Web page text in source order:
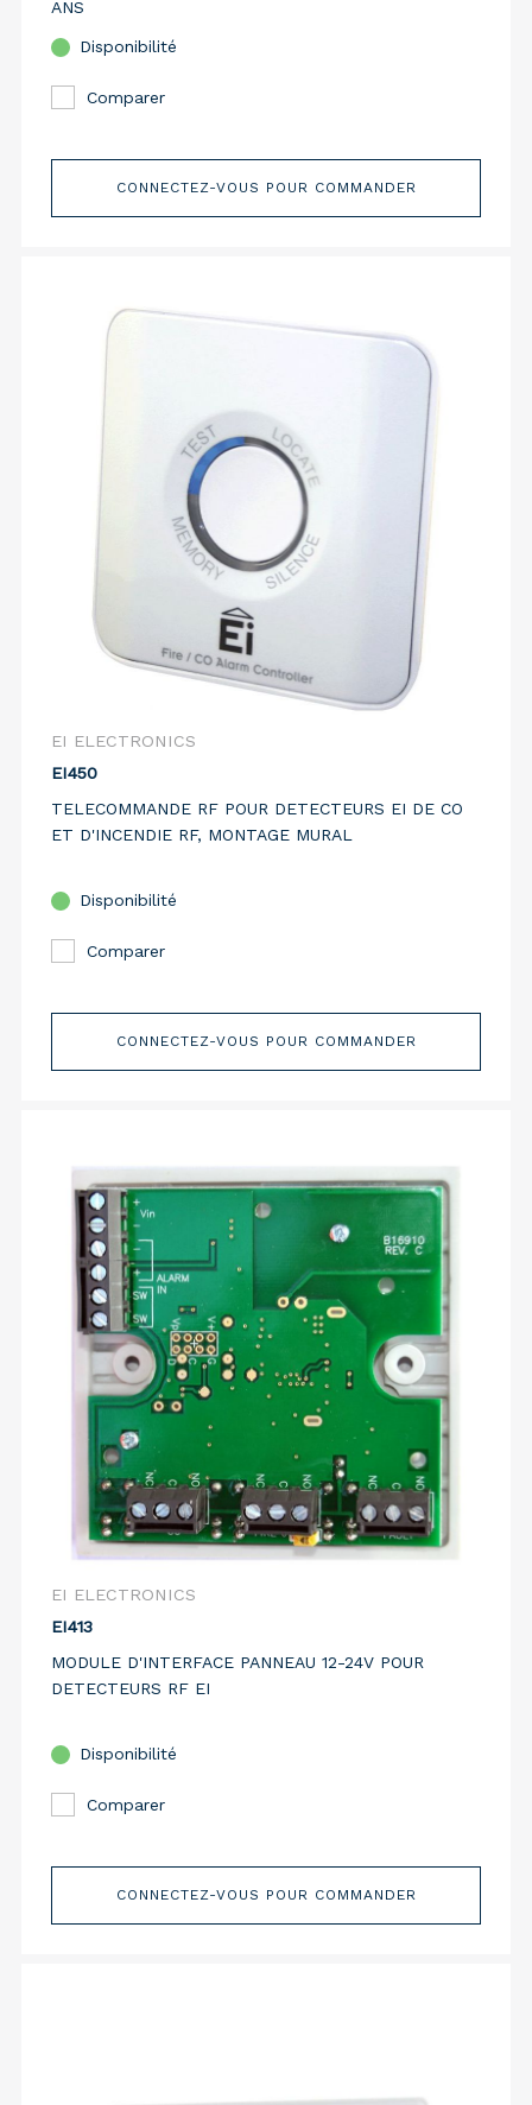
ANS
Disponibilité
Comparer
CONNECTEZ-VOUS POUR COMMANDER
EI ELECTRONICS
EI450
TELECOMMANDE RF POUR DETECTEURS EI DE CO
ET D'INCENDIE RF, MONTAGE MURAL
Disponibilité
Comparer
CONNECTEZ-VOUS POUR COMMANDER
EI ELECTRONICS
EI413
MODULE D'INTERFACE PANNEAU 12-24V POUR
DETECTEURS RF EI
Disponibilité
Comparer
CONNECTEZ-VOUS POUR COMMANDER